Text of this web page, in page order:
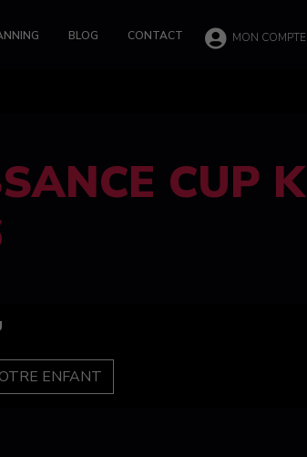
BLOG CONTACT MON COMPTE
CUP 100%